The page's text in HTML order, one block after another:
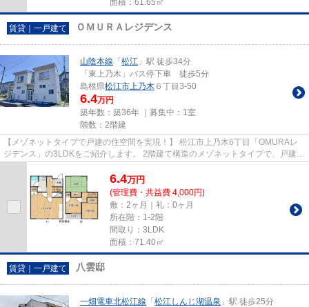
面積：61.65㎡
賃貸｜一戸建て ＯＭＵＲＡレジデンス
山陰本線 「 松江 」駅 徒歩34分
「東上乃木」バス停下車 徒歩5分
島根県松江市上乃木 ６丁目3-50
6.4万円
築年数：築36年 ｜募集中： 1室
階数：2階建
【メゾネットタイプで戸建の住空間を実現！】 松江市上乃木6丁目「OMURAレ
ジデンス」の3LDKをご紹介します。 2階建て構造のメゾネットタイプで、戸建て
6.4万円
(管理費・共益費 4,000円)
敷：2ヶ月｜礼：0ヶ月
所在階：1-2階
間取り：3LDK
面積：71.40㎡
賃貸｜一戸建て 八雲邸
一畑電車北松江線 「 松江しんじ湖温泉 」駅 徒歩25分